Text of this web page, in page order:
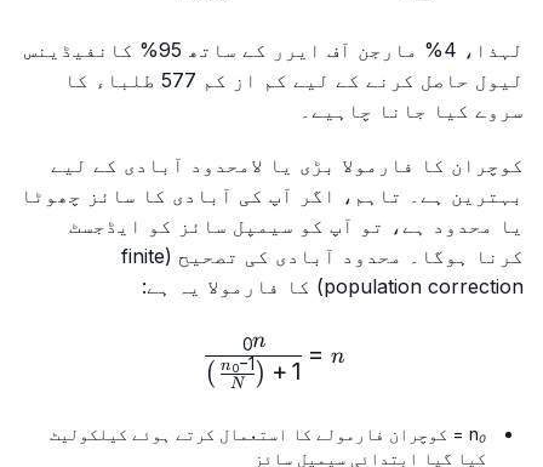
لہذا، 4% مارجن آف ایرر کے ساتھ 95% کانفیڈینس
لیول حاصل کرنے کے لیے کم از کم 577 طلباء کا
سروے کیا جانا چاہیے۔
کوچران کا فارمولا بڑی یا لامحدود آبادی کے لیے
بہترین ہے۔ تاہم، اگر آپ کی آبادی کا سائز چھوٹا
یا محدود ہے، تو آپ کو سیمپل سائز کو ایڈجسٹ
کرنا ہوگا۔ محدود آبادی کی تصحیح (finite
population correction) کا فارمولا یہ ہے:
1}{N}\right)} n
=
1
+
(
N
n 0−1
)
n
0
n₀ = کوچران فارمولے کا استعمال کرتے ہوئے کیلکولیٹ
کیا گیا ابتدائی سیمپل سائز